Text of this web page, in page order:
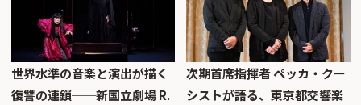
世界水準の音楽と演出が描く
復讐の連鎖──新国立劇場 R.
次期首席指揮者 ペッカ・クー
シストが語る、東京都交響楽